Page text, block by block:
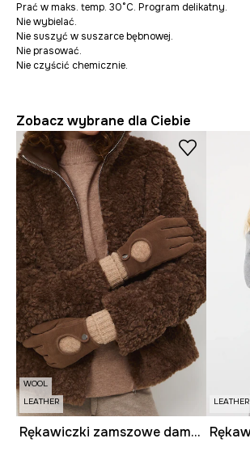
Prać w maks. temp. 30°C. Program delikatny.
Nie wybielać.
Nie suszyć w suszarce bębnowej.
Nie prasować.
Nie czyścić chemicznie.
Zobacz wybrane dla Ciebie
WOOL
LEATHER
Rękawiczki zamszowe damskie z domieszką wełny kolor brązowy
LEATHER